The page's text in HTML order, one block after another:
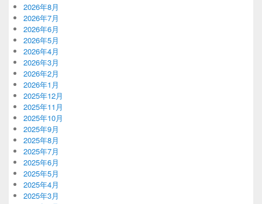
2026年8月
2026年7月
2026年6月
2026年5月
2026年4月
2026年3月
2026年2月
2026年1月
2025年12月
2025年11月
2025年10月
2025年9月
2025年8月
2025年7月
2025年6月
2025年5月
2025年4月
2025年3月